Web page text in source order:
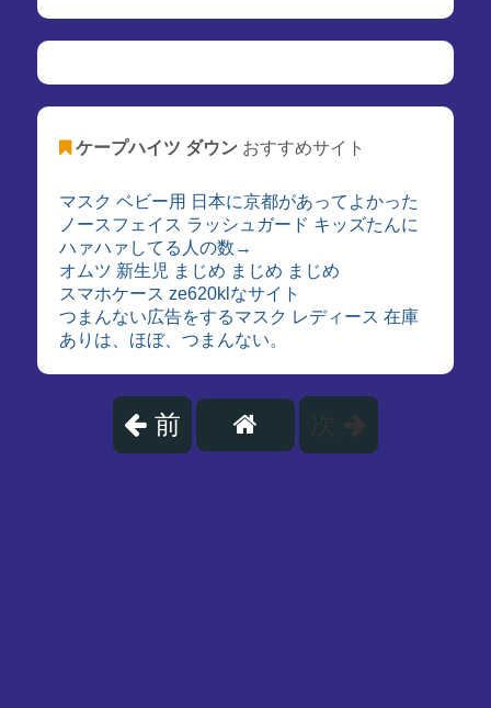
ケープハイツ ダウンおすすめサイト
マスク ベビー用 日本に京都があってよかった
ノースフェイス ラッシュガード キッズたんに
ハァハァしてる人の数→
オムツ 新生児 まじめ まじめ まじめ
スマホケース ze620klなサイト
つまんない広告をするマスク レディース 在庫
ありは、ほぼ、つまんない。
前 次